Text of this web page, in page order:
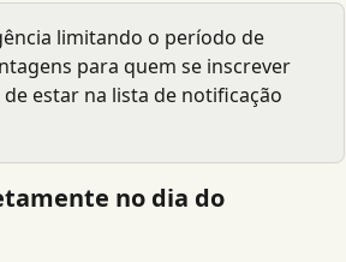
limitando o período de
para quem se inscrever
estar na lista de notificação
no dia do